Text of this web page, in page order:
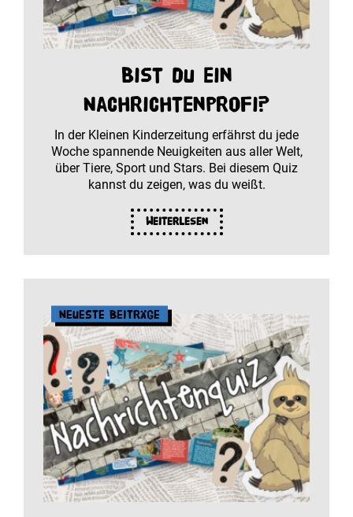
Bist du ein
Nachrichtenprofi?
In der Kleinen Kinderzeitung erfährst du jede
Woche spannende Neuigkeiten aus aller Welt,
über Tiere, Sport und Stars. Bei diesem Quiz
kannst du zeigen, was du weißt.
Weiterlesen
Neueste Beiträge